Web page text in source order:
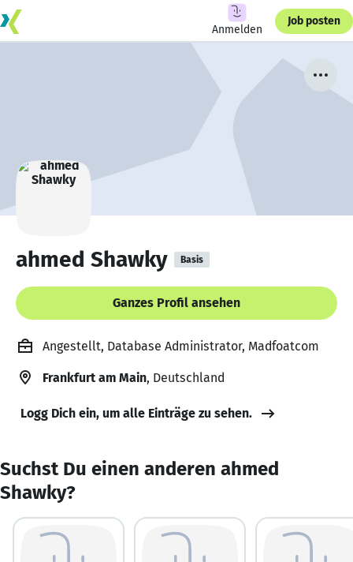
Anmelden
Job posten
ahmed Shawky Basis
Ganzes Profil ansehen
Angestellt, Database Administrator, Madfoatcom
Frankfurt am Main, Deutschland
Logg Dich ein, um alle Einträge zu sehen.
Suchst Du einen anderen ahmed
Shawky?